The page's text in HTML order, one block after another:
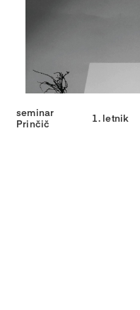
seminar
Prinčič
1. letnik